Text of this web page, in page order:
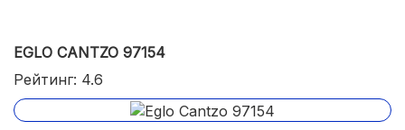
EGLO CANTZO 97154
Рейтинг: 4.6